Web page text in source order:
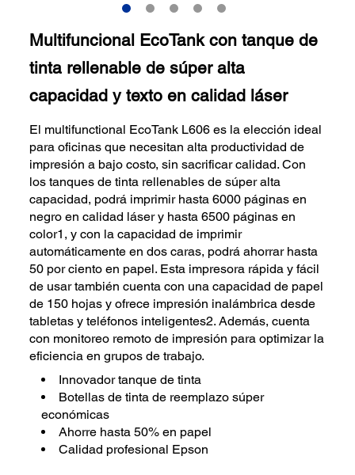
Multifuncional EcoTank con tanque de
tinta rellenable de súper alta
capacidad y texto en calidad láser
El multifunctional EcoTank L606 es la elección ideal
para oficinas que necesitan alta productividad de
impresión a bajo costo, sin sacrificar calidad. Con
los tanques de tinta rellenables de súper alta
capacidad, podrá imprimir hasta 6000 páginas en
negro en calidad láser y hasta 6500 páginas en
color1, y con la capacidad de imprimir
automáticamente en dos caras, podrá ahorrar hasta
50 por ciento en papel. Esta impresora rápida y fácil
de usar también cuenta con una capacidad de papel
de 150 hojas y ofrece impresión inalámbrica desde
tabletas y teléfonos inteligentes2. Además, cuenta
con monitoreo remoto de impresión para optimizar la
eficiencia en grupos de trabajo.
Innovador tanque de tinta
Botellas de tinta de reemplazo súper
económicas
Ahorre hasta 50% en papel
Calidad profesional Epson